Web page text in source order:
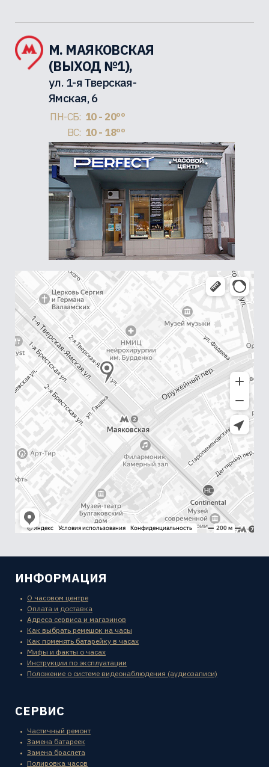
М. МАЯКОВСКАЯ
(ВЫХОД №1),
ул. 1-я Тверская-
Ямская, 6
ПН-СБ: 10 - 20ºº
ВС: 10 - 18ºº
ИНФОРМАЦИЯ
О часовом центре
Оплата и доставка
Адреса сервиса и магазинов
Как выбрать ремешок на часы
Как поменять батарейку в часах
Мифы и факты о часах
Инструкции по эксплуатации
Положение о системе видеонаблюдения (аудиозаписи)
СЕРВИС
Частичный ремонт
Замена батареек
Замена браслета
Полировка часов